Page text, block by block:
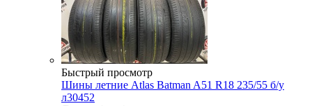
Быстрый просмотр
Шины летние Atlas Batman A51 R18 235/55 б/у
л30452